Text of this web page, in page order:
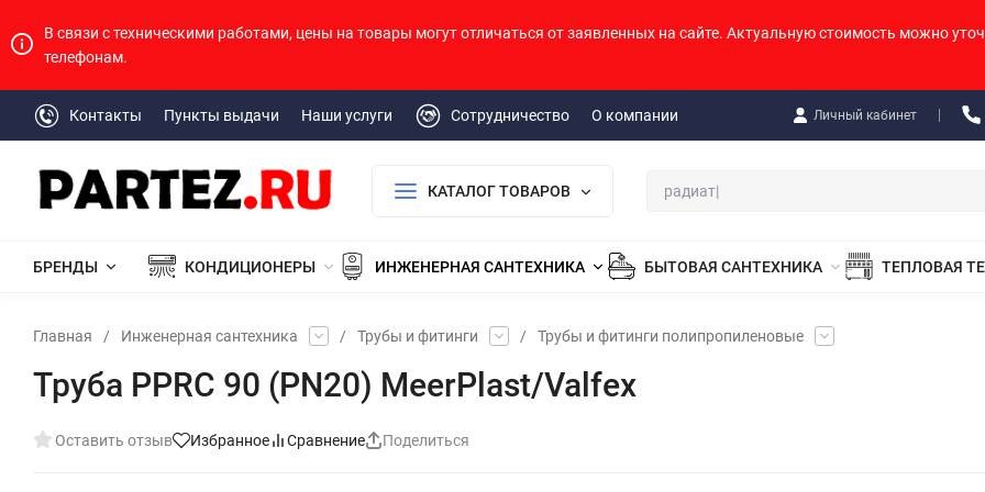
В связи с техническими работами, цены на товары могут отличаться от заявленных на сайте. Актуальную стоимость можно
телефонам.
Контакты Пункты выдачи Наши услуги Сотрудничество О компании Личный кабинет
КАТАЛОГ ТОВАРОВ
БРЕНДЫ КОНДИЦИОНЕРЫ ИНЖЕНЕРНАЯ САНТЕХНИКА БЫТОВАЯ САНТЕХНИКА ТЕПЛОВАЯ
Главная / Инженерная сантехника / Трубы и фитинги / Трубы и фитинги полипропиленовые
Труба PPRC 90 (PN20) MeerPlast/Valfex
Оставить отзыв Избранное Сравнение Поделиться